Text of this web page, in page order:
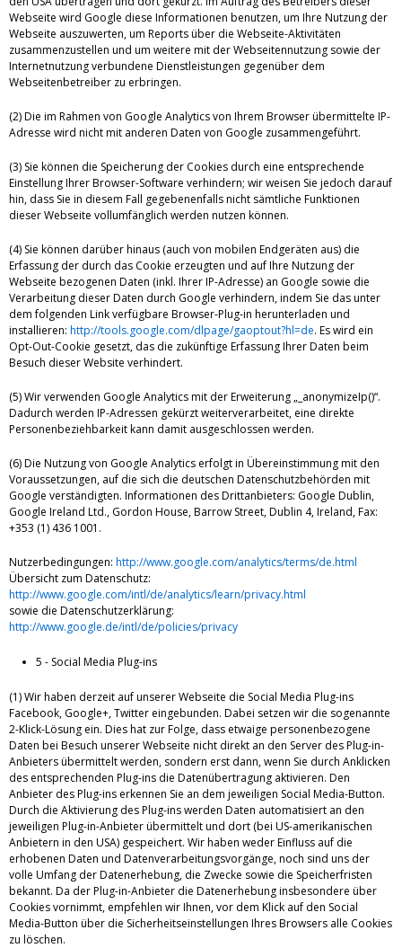
Webseite wird Google diese Informationen benutzen, um Ihre Nutzung der
Webseite auszuwerten, um Reports über die Webseite-Aktivitäten
zusammenzustellen und um weitere mit der Webseitennutzung sowie der
Internetnutzung verbundene Dienstleistungen gegenüber dem
Webseitenbetreiber zu erbringen.
(2) Die im Rahmen von Google Analytics von Ihrem Browser übermittelte IP-
Adresse wird nicht mit anderen Daten von Google zusammengeführt.
(3) Sie können die Speicherung der Cookies durch eine entsprechende
Einstellung Ihrer Browser-Software verhindern; wir weisen Sie jedoch darauf
hin, dass Sie in diesem Fall gegebenenfalls nicht sämtliche Funktionen
dieser Webseite vollumfänglich werden nutzen können.
(4) Sie können darüber hinaus (auch von mobilen Endgeräten aus) die
Erfassung der durch das Cookie erzeugten und auf Ihre Nutzung der
Webseite bezogenen Daten (inkl. Ihrer IP-Adresse) an Google sowie die
Verarbeitung dieser Daten durch Google verhindern, indem Sie das unter
dem folgenden Link verfügbare Browser-Plug-in herunterladen und
installieren: http://tools.google.com/dlpage/gaoptout?hl=de. Es wird ein
Opt-Out-Cookie gesetzt, das die zukünftige Erfassung Ihrer Daten beim
Besuch dieser Website verhindert.
(5) Wir verwenden Google Analytics mit der Erweiterung „_anonymizeIp()“.
Dadurch werden IP-Adressen gekürzt weiterverarbeitet, eine direkte
Personenbeziehbarkeit kann damit ausgeschlossen werden.
(6) Die Nutzung von Google Analytics erfolgt in Übereinstimmung mit den
Voraussetzungen, auf die sich die deutschen Datenschutzbehörden mit
Google verständigten. Informationen des Drittanbieters: Google Dublin,
Google Ireland Ltd., Gordon House, Barrow Street, Dublin 4, Ireland, Fax:
+353 (1) 436 1001.
Nutzerbedingungen: http://www.google.com/analytics/terms/de.html
Übersicht zum Datenschutz:
http://www.google.com/intl/de/analytics/learn/privacy.html
sowie die Datenschutzerklärung:
http://www.google.de/intl/de/policies/privacy
5 - Social Media Plug-ins
(1) Wir haben derzeit auf unserer Webseite die Social Media Plug-ins
Facebook, Google+, Twitter eingebunden. Dabei setzen wir die sogenannte
2-Klick-Lösung ein. Dies hat zur Folge, dass etwaige personenbezogene
Daten bei Besuch unserer Webseite nicht direkt an den Server des Plug-in-
Anbieters übermittelt werden, sondern erst dann, wenn Sie durch Anklicken
des entsprechenden Plug-ins die Datenübertragung aktivieren. Den
Anbieter des Plug-ins erkennen Sie an dem jeweiligen Social Media-Button.
Durch die Aktivierung des Plug-ins werden Daten automatisiert an den
jeweiligen Plug-in-Anbieter übermittelt und dort (bei US-amerikanischen
Anbietern in den USA) gespeichert. Wir haben weder Einfluss auf die
erhobenen Daten und Datenverarbeitungsvorgänge, noch sind uns der
volle Umfang der Datenerhebung, die Zwecke sowie die Speicherfristen
bekannt. Da der Plug-in-Anbieter die Datenerhebung insbesondere über
Cookies vornimmt, empfehlen wir Ihnen, vor dem Klick auf den Social
Media-Button über die Sicherheitseinstellungen Ihres Browsers alle Cookies
zu löschen.